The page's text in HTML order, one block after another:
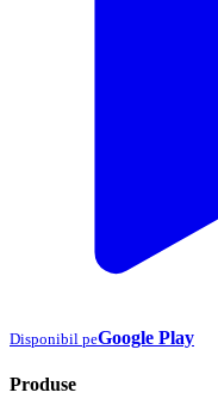
Disponibil peGoogle Play
Produse